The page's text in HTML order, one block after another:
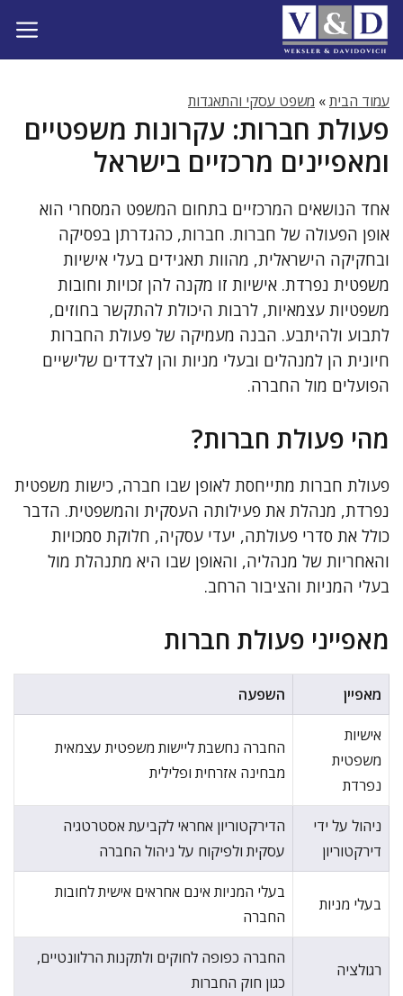
לדלג
לתוכן
עמוד הבית» משפט עסקי והתאגדות
פעולת חברות: עקרונות משפטיים
ומאפיינים מרכזיים בישראל
אחד הנושאים המרכזיים בתחום המשפט המסחרי הוא
אופן הפעולה של חברות. חברות, כהגדרתן בפסיקה
ובחקיקה הישראלית, מהוות תאגידים בעלי אישיות
משפטית נפרדת. אישיות זו מקנה להן זכויות וחובות
משפטיות עצמאיות, לרבות היכולת להתקשר בחוזים,
לתבוע ולהיתבע. הבנה מעמיקה של פעולת החברות
חיונית הן למנהלים ובעלי מניות והן לצדדים שלישיים
הפועלים מול החברה.
מהי פעולת חברות?
פעולת חברות מתייחסת לאופן שבו חברה, כישות משפטית
נפרדת, מנהלת את פעילותה העסקית והמשפטית. הדבר
כולל את סדרי פעולתה, יעדי עסקיה, חלוקת סמכויות
והאחריות של מנהליה, והאופן שבו היא מתנהלת מול
בעלי המניות והציבור הרחב.
מאפייני פעולת חברות
מאפיין השפעה
אישיות
משפטית
נפרדת
החברה נחשבת ליישות משפטית עצמאית
מבחינה אזרחית ופלילית
ניהול על ידי
דירקטוריון
הדירקטוריון אחראי לקביעת אסטרטגיה
עסקית ולפיקוח על ניהול החברה
בעלי מניות
בעלי המניות אינם אחראים אישית לחובות
החברה
רגולציה
החברה כפופה לחוקים ולתקנות הרלוונטיים,
כגון חוק החברות